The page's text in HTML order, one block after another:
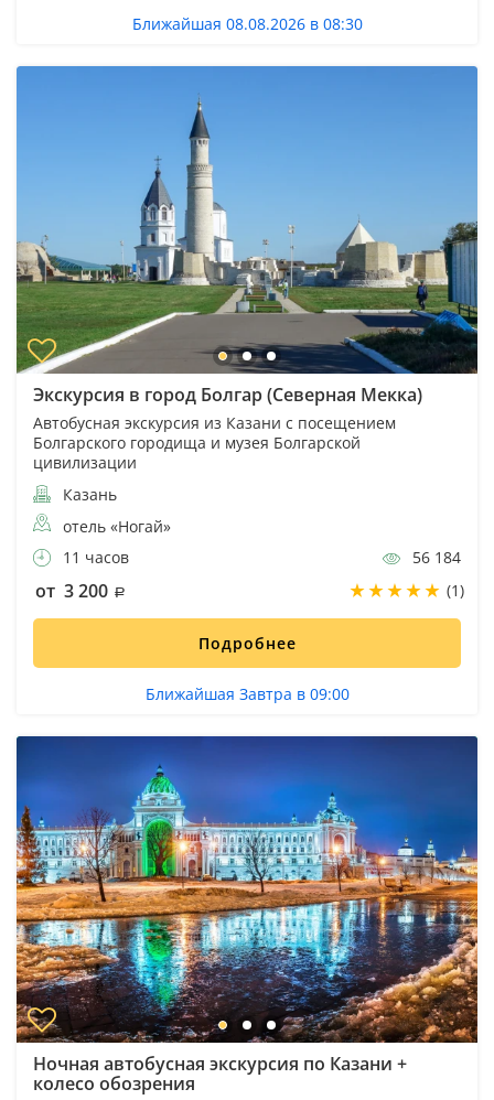
Ближайшая 08.08.2026 в 08:30
Экскурсия в город Болгар (Северная Мекка)
Автобусная экскурсия из Казани с посещением
Болгарского городища и музея Болгарской
цивилизации
Казань
отель «Ногай»
11 часов
56 184
от 3 200 (1)
Подробнее
Ближайшая Завтра в 09:00
Ночная автобусная экскурсия по Казани +
колесо обозрения